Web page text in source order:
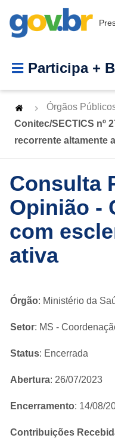
Participa +
Órgãos
Conitec/SECTICS nº
recorrente altamente
Consulta
Opinião -
com
ativa
Órgão: Ministério da
Setor: MS -
Status: Encerrada
Abertura: 26/07/2023
Encerramento: 14/08/
Contribuições